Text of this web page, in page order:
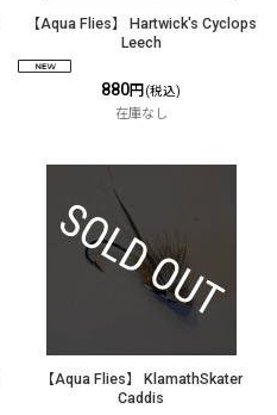
【Aqua Flies】 Hartwick's Cyclops
Leech
880円 (税込)
在庫なし
【Aqua Flies】 KlamathSkater
Caddis